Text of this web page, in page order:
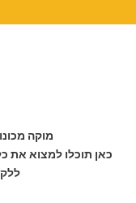
מוקה
כאן תוכלו למצוא את